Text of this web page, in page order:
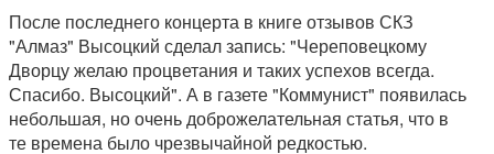
После последнего концерта в книге отзывов СКЗ
"Алмаз" Высоцкий сделал запись: "Череповецкому
Дворцу желаю процветания и таких успехов всегда.
Спасибо. Высоцкий". А в газете "Коммунист" появилась
небольшая, но очень доброжелательная статья, что в
те времена было чрезвычайной редкостью.